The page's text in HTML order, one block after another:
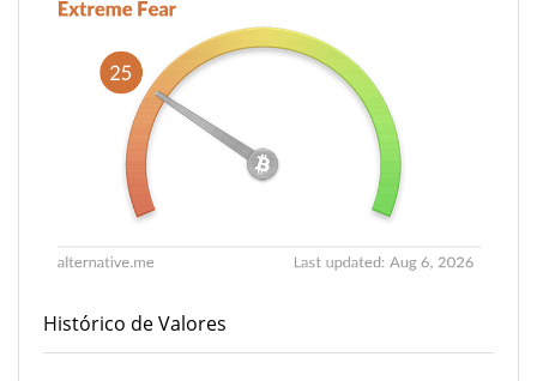
Histórico de Valores